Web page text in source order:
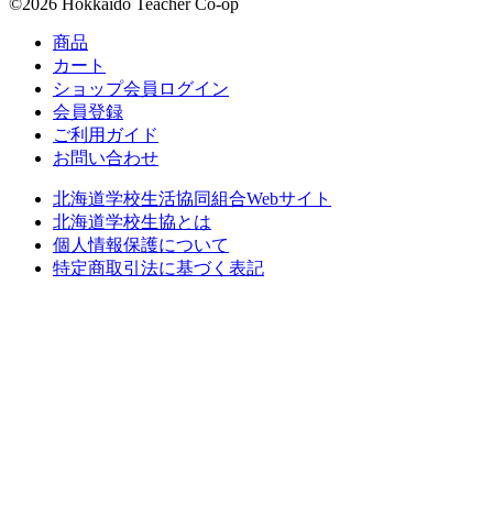
©2026 Hokkaido Teacher Co-op
商品
カート
ショップ会員ログイン
会員登録
ご利用ガイド
お問い合わせ
北海道学校生活協同組合Webサイト
北海道学校生協とは
個人情報保護について
特定商取引法に基づく表記